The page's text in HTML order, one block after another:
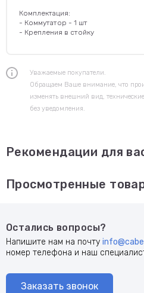
Комплектация:
- Коммутатор - 1 шт
- Крепления в стойку
Уважаемые покупатели.
Обращаем Ваше внимание, что
изменять внешний вид,
без уведомления.
Рекомендации для
Просмотренные
Остались вопросы?
Напишите нам на почту
номер телефона и наш
Заказать звонок